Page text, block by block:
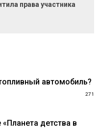
права участника
автомобиль?
271
«Планета детства в